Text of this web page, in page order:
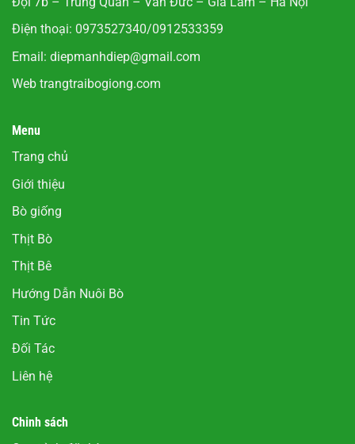
Điện thoại: 0973527340/0912533359
Email: diepmanhdiep@gmail.com
Web trangtraibogiong.com
Menu
Trang chủ
Giới thiệu
Bò giống
Thịt Bò
Thịt Bê
Hướng Dẫn Nuôi Bò
Tin Tức
Đối Tác
Liên hệ
Chinh sách